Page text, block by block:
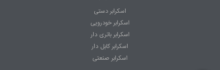
اسکرابر دستی
اسکرابر خودرویی
اسکرابر باتری دار
اسکرابر کابل دار
اسکرابر صنعتی